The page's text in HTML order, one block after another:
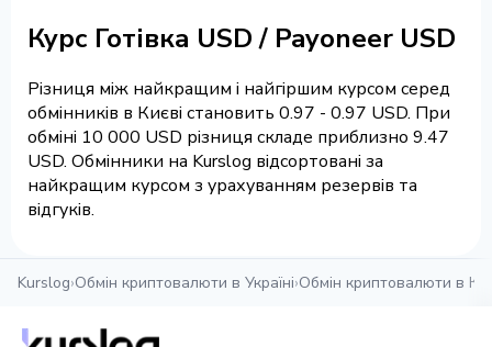
Курс Готівка USD / Payoneer USD
Різниця між найкращим і найгіршим курсом серед
обмінників в Києві становить 0.97 - 0.97 USD. При
обміні 10 000 USD різниця складе приблизно 9.47
USD. Обмінники на Kurslog відсортовані за
найкращим курсом з урахуванням резервів та
відгуків.
Kurslog›Обмін криптовалюти в Україні›Обмін криптовалюти в